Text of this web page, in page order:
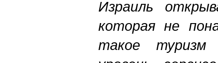
Израиль
которая не
такое